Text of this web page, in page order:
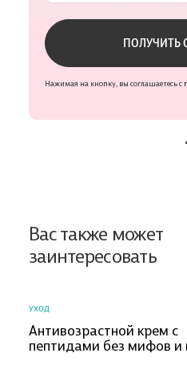
ПОЛУЧИТЬ
Нажимая на кнопку, вы соглашаетесь с
Вас также может
заинтересовать
УХОД
Антивозрастной крем с
пептидами без мифов и